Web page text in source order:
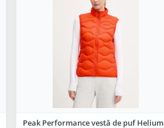
Peak Performance vestă de puf Helium